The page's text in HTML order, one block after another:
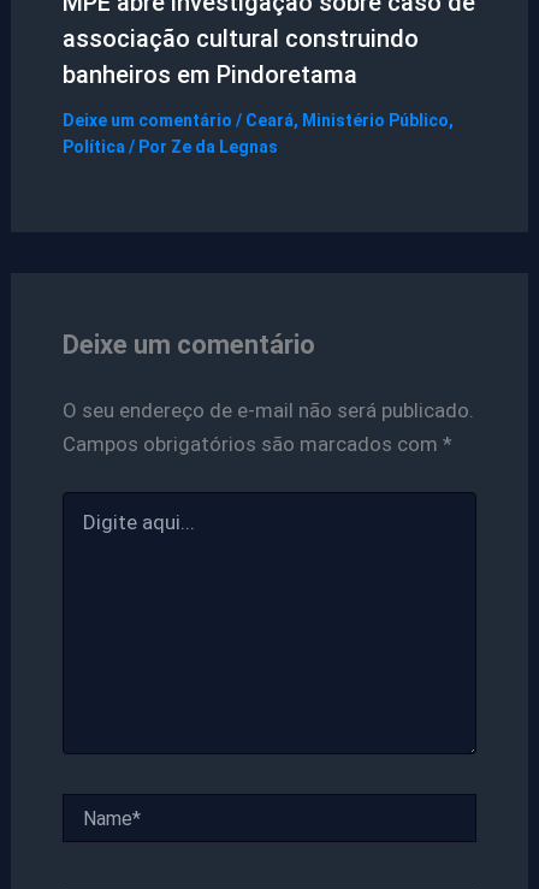
associação cultural construindo
banheiros em Pindoretama
Deixe um comentário / Ceará, Ministério Público,
Política/ Por Ze da Legnas
Deixe um comentário
O seu endereço de e-mail não será publicado.
Campos obrigatórios são marcados com *
aqui...